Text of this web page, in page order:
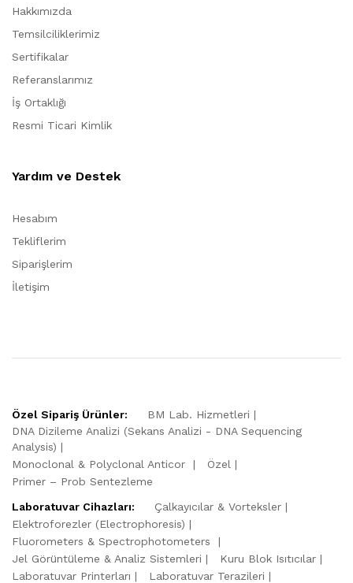
Hakkımızda
Temsilciliklerimiz
Sertifikalar
Referanslarımız
İş Ortaklığı
Resmi Ticari Kimlik
Yardım ve Destek
Hesabım
Tekliflerim
Siparişlerim
İletişim
Özel Sipariş Ürünler:
BM Lab. Hizmetleri
DNA Dizileme Analizi (Sekans Analizi - DNA Sequencing
Analysis)
Monoclonal & Polyclonal Anticor
Özel
Primer – Prob Sentezleme
Laboratuvar Cihazları:
Çalkayıcılar & Vorteksler
Elektroforezler (Electrophoresis)
Fluorometers & Spectrophotometers
Jel Görüntüleme & Analiz Sistemleri
Kuru Blok Isıtıcılar
Laboratuvar Printerları
Laboratuvar Terazileri